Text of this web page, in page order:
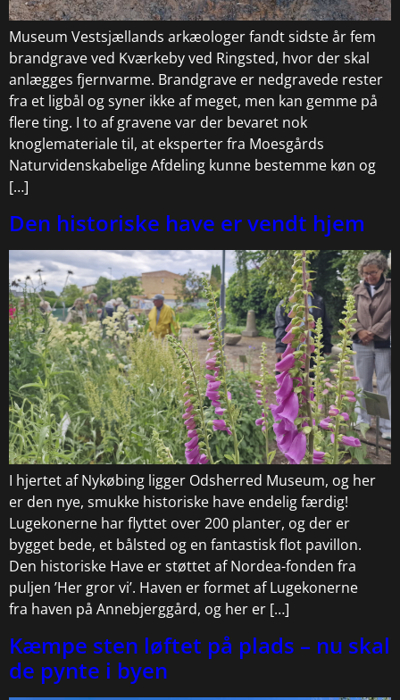
Museum Vestsjællands arkæologer fandt sidste år fem
brandgrave ved Kværkeby ved Ringsted, hvor der skal
anlægges fjernvarme. Brandgrave er nedgravede rester
fra et ligbål og syner ikke af meget, men kan gemme på
flere ting. I to af gravene var der bevaret nok
knoglemateriale til, at eksperter fra Moesgårds
Naturvidenskabelige Afdeling kunne bestemme køn og
[…]
Den historiske have er vendt hjem
I hjertet af Nykøbing ligger Odsherred Museum, og her
er den nye, smukke historiske have endelig færdig!
Lugekonerne har flyttet over 200 planter, og der er
bygget bede, et bålsted og en fantastisk flot pavillon.
Den historiske Have er støttet af Nordea-fonden fra
puljen ’Her gror vi’. Haven er formet af Lugekonerne
fra haven på Annebjerggård, og her er […]
Kæmpe sten løftet på plads – nu skal
de pynte i byen